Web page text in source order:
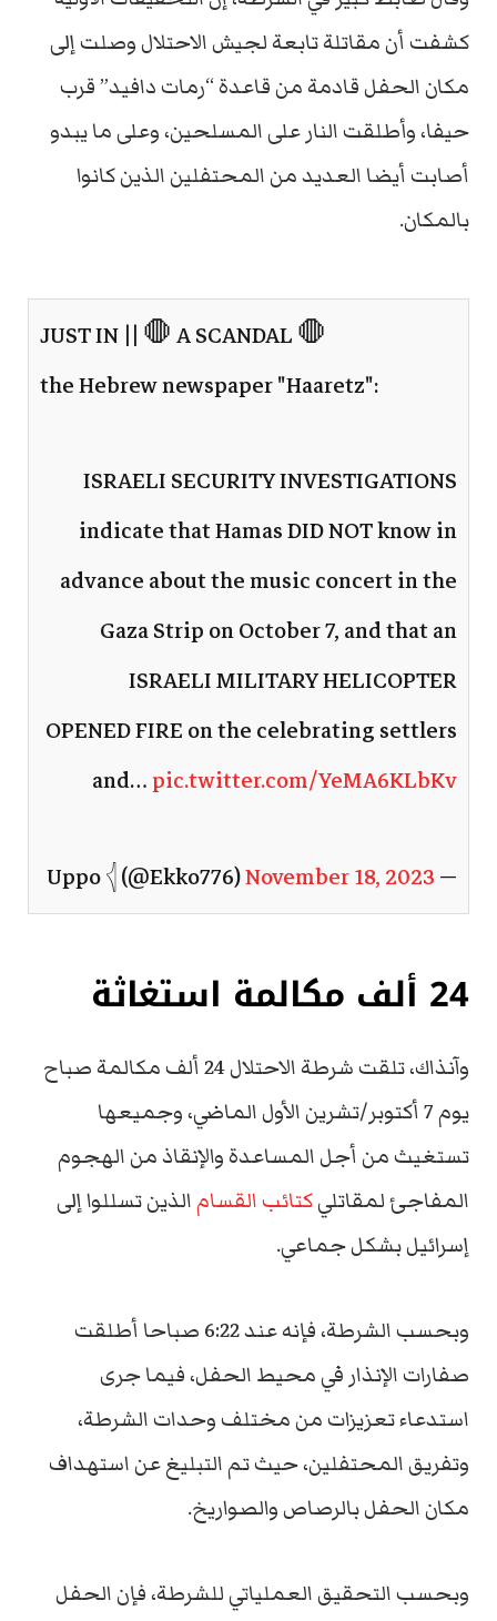
كشفت أن مقاتلة تابعة لجيش الاحتلال وصلت إلى
مكان الحفل قادمة من قاعدة “رمات دافيد” قرب
حيفا، وأطلقت النار على المسلحين، وعلى ما يبدو
أصابت أيضا العديد من المحتفلين الذين كانوا
بالمكان.
JUST IN || 🛑 A SCANDAL 🛑
the Hebrew newspaper "Haaretz":
ISRAELI SECURITY INVESTIGATIONS
indicate that Hamas DID NOT know in
advance about the music concert in the
Gaza Strip on October 7, and that an
ISRAELI MILITARY HELICOPTER
OPENED FIRE on the celebrating settlers
and…pic.twitter.com/YeMA6KLbKv
— Uppo 𓂆 (@Ekko776)
November 18, 2023
24 ألف مكالمة استغاثة
وآنذاك، تلقت شرطة الاحتلال 24 ألف مكالمة صباح
يوم 7 أكتوبر/تشرين الأول الماضي، وجميعها
تستغيث من أجل المساعدة والإنقاذ من الهجوم
المفاجئ لمقاتليكتائب القسامالذين تسللوا إلى
إسرائيل بشكل جماعي.
وبحسب الشرطة، فإنه عند 6:22 صباحا أطلقت
صفارات الإنذار في محيط الحفل، فيما جرى
استدعاء تعزيزات من مختلف وحدات الشرطة،
وتفريق المحتفلين، حيث تم التبليغ عن استهداف
مكان الحفل بالرصاص والصواريخ.
وبحسب التحقيق العملياتي للشرطة، فإن الحفل